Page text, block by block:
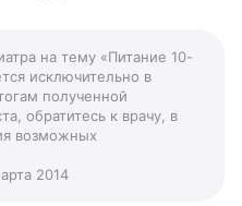
на тему «Питание 10-
исключительно в
полученной
обратитесь к врачу, в
возможных
2014